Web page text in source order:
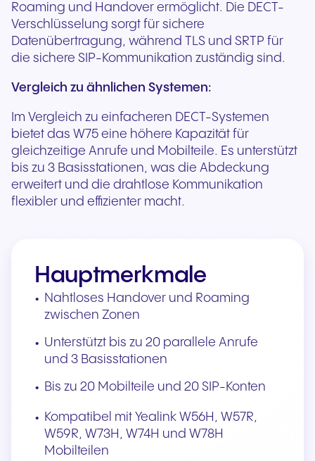
Roaming und Handover ermöglicht. Die DECT-
Verschlüsselung sorgt für sichere
Datenübertragung, während TLS und SRTP für
die sichere SIP-Kommunikation zuständig sind.
Vergleich zu ähnlichen Systemen:
Im Vergleich zu einfacheren DECT-Systemen
bietet das W75 eine höhere Kapazität für
gleichzeitige Anrufe und Mobilteile. Es unterstützt
bis zu 3 Basisstationen, was die Abdeckung
erweitert und die drahtlose Kommunikation
flexibler und effizienter macht.
Hauptmerkmale
Nahtloses Handover und Roaming
zwischen Zonen
Unterstützt bis zu 20 parallele Anrufe
und 3 Basisstationen
Bis zu 20 Mobilteile und 20 SIP-Konten
Kompatibel mit Yealink W56H, W57R,
W59R, W73H, W74H und W78H
Mobilteilen